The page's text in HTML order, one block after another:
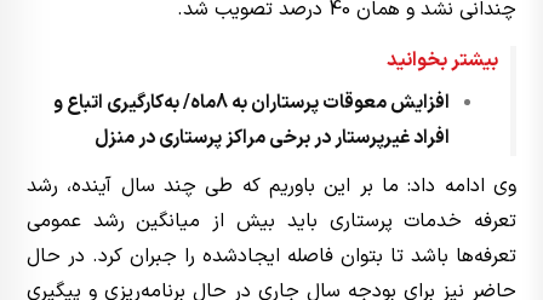
چندانی نشد و همان 40 درصد تصویب شد.
بیشتر بخوانید
افزایش معوقات پرستاران به 8ماه/ به‌کارگیری اتباع و
افراد غیرپرستار در برخی مراکز پرستاری در منزل
وی ادامه داد: ما بر این باوریم که طی چند سال آینده، رشد
تعرفه خدمات پرستاری باید بیش از میانگین رشد عمومی
تعرفه‌ها باشد تا بتوان فاصله ایجادشده را جبران کرد. در حال
حاضر نیز برای بودجه سال جاری در حال برنامه‌ریزی و پیگیری